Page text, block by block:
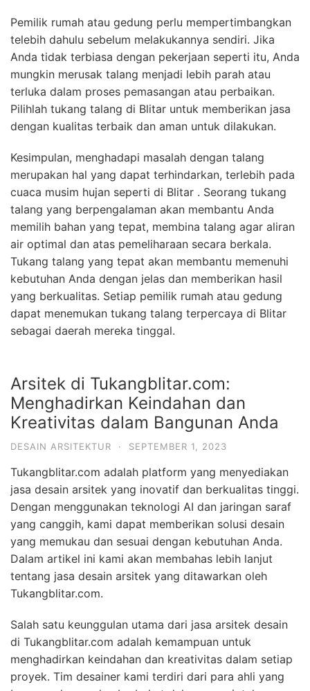
Pemilik rumah atau gedung perlu mempertimbangkan
telebih dahulu sebelum melakukannya sendiri. Jika
Anda tidak terbiasa dengan pekerjaan seperti itu, Anda
mungkin merusak talang menjadi lebih parah atau
terluka dalam proses pemasangan atau perbaikan.
Pilihlah tukang talang di Blitar untuk memberikan jasa
dengan kualitas terbaik dan aman untuk dilakukan.
Kesimpulan, menghadapi masalah dengan talang
merupakan hal yang dapat terhindarkan, terlebih pada
cuaca musim hujan seperti di Blitar . Seorang tukang
talang yang berpengalaman akan membantu Anda
memilih bahan yang tepat, membina talang agar aliran
air optimal dan atas pemeliharaan secara berkala.
Tukang talang yang tepat akan membantu memenuhi
kebutuhan Anda dengan jelas dan memberikan hasil
yang berkualitas. Setiap pemilik rumah atau gedung
dapat menemukan tukang talang terpercaya di Blitar
sebagai daerah mereka tinggal.
Arsitek di Tukangblitar.com:
Menghadirkan Keindahan dan
Kreativitas dalam Bangunan Anda
DESAIN ARSITEKTUR · SEPTEMBER 1, 2023
Tukangblitar.com adalah platform yang menyediakan
jasa desain arsitek yang inovatif dan berkualitas tinggi.
Dengan menggunakan teknologi AI dan jaringan saraf
yang canggih, kami dapat memberikan solusi desain
yang memukau dan sesuai dengan kebutuhan Anda.
Dalam artikel ini kami akan membahas lebih lanjut
tentang jasa desain arsitek yang ditawarkan oleh
Tukangblitar.com.
Salah satu keunggulan utama dari jasa arsitek desain
di Tukangblitar.com adalah kemampuan untuk
menghadirkan keindahan dan kreativitas dalam setiap
proyek. Tim desainer kami terdiri dari para ahli yang